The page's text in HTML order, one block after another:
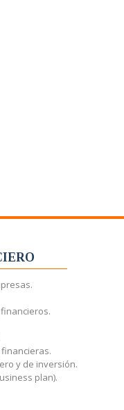
y de inversión.
plan).